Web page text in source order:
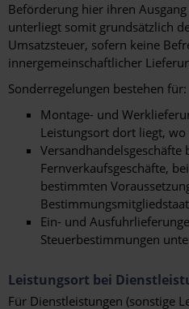
Beförderung hier ihren
unterliegt somit grundsätzlich
Umsatzsteuer, sofern keine
innergemeinschaftlicher
Sonderregelungen bestehen für:
Montage- und
Leistungsort dort liegt,
Versandhandelsgeschäfte
Fernverkaufsgeschäfte,
bestimmten
Ein- und
Steuerbestimmungen
Leistungsort bei
Für Dienstleistungen (sonstige